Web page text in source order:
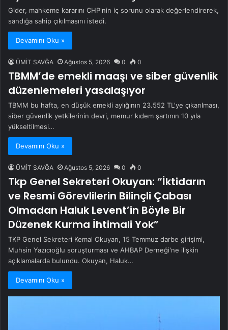
Gider, mahkeme kararını CHP'nin iç sorunu olarak değerlendirerek,
sandığa sahip çıkılmasını istedi.
Devamını Oku »
ÜMİT SAVĞA Ağustos 5, 2026 0 0
TBMM’de emekli maaşı ve siber güvenlik
düzenlemeleri yasalaşıyor
TBMM bu hafta, en düşük emekli aylığının 23.552 TL'ye çıkarılması,
siber güvenlik yetkilerinin devri, memur kıdem şartının 10 yıla
yükseltilmesi…
Devamını Oku »
ÜMİT SAVĞA Ağustos 5, 2026 0 0
Tkp Genel Sekreteri Okuyan: “İktidarın
ve Resmi Görevlilerin Bilinçli Çabası
Olmadan Haluk Levent’in Böyle Bir
Düzenek Kurma İhtimali Yok”
TKP Genel Sekreteri Kemal Okuyan, 15 Temmuz darbe girişimi,
Muhsin Yazıcıoğlu soruşturması ve AHBAP Derneği'ne ilişkin
açıklamalarda bulundu. Okuyan, Haluk…
Devamını Oku »